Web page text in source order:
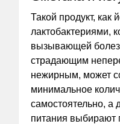
Такой продукт, как
лактобактериями,
вызывающей
страдающим
нежирным, может
минимальное
самостоятельно, а
питания выбирают